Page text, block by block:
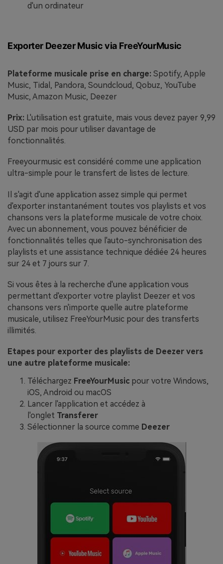
d'un ordinateur
Exporter Deezer Music via FreeYourMusic
Plateforme musicale prise en charge: Spotify, Apple
Music, Tidal, Pandora, Soundcloud, Qobuz, YouTube
Music, Amazon Music, Deezer
Prix: L'utilisation est gratuite, mais vous devez payer 9,99
USD par mois pour utiliser davantage de
fonctionnalités.
Freeyourmusic est considéré comme une application
ultra-simple pour le transfert de listes de lecture.
Il s'agit d'une application assez simple qui permet
d'exporter instantanément toutes vos playlists et vos
chansons vers la plateforme musicale de votre choix.
Avec un abonnement, vous pouvez bénéficier de
fonctionnalités telles que l'auto-synchronisation des
playlists et une assistance technique dédiée 24 heures
sur 24 et 7 jours sur 7.
Si vous êtes à la recherche d'une application vous
permettant d'exporter votre playlist Deezer et vos
chansons vers n'importe quelle autre plateforme
musicale, utilisez FreeYourMusic pour des transferts
illimités.
Etapes pour exporter des playlists de Deezer vers
une autre plateforme musicale:
Téléchargez FreeYourMusic pour votre Windows,
iOS, Android ou macOS
Lancer l'application et accédez à
l'onglet Transferer
Sélectionner la source comme Deezer